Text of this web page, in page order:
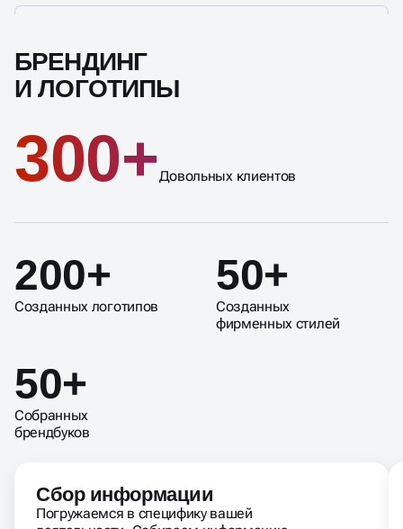
БРЕНДИНГ
И ЛОГОТИПЫ
300+Довольных клиентов
200+
Созданных логотипов
50+
Созданных
фирменных стилей
50+
Собранных
брендбуков
Сбор информации
Погружаемся в специфику вашей